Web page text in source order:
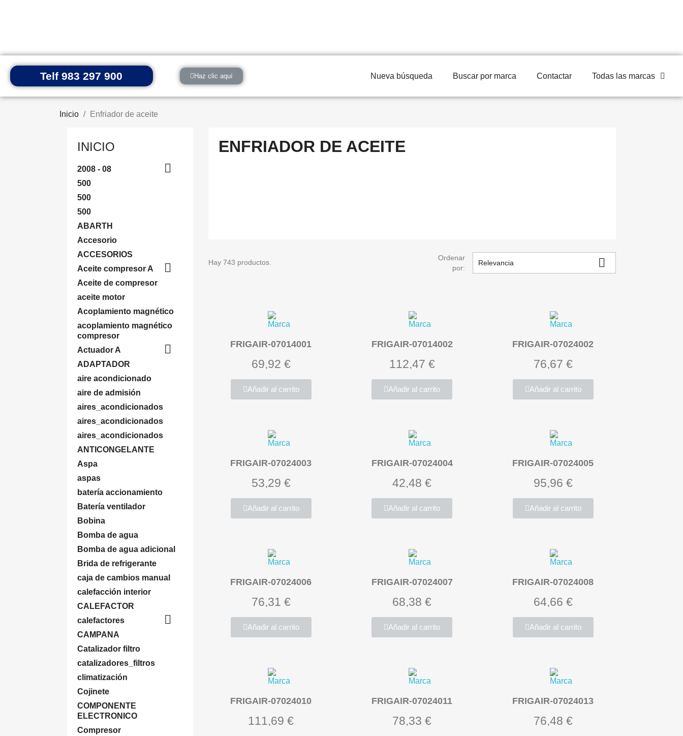
Telf 983 297 900 Haz clic aquí Nueva búsqueda Buscar por marca Contactar Todas las marcas
Inicio Enfriador de aceite
INICIO
2008 - 08 
500
500
500
ABARTH
Accesorio
ACCESORIOS
Aceite compresor A

Aceite de compresor
aceite motor
Acoplamiento magnético
acoplamiento magnético
compresor
Actuador A

ADAPTADOR
aire acondicionado
aire de admisión
aires_acondicionados
aires_acondicionados
aires_acondicionados
ANTICONGELANTE
Aspa
aspas
batería accionamiento
Batería ventilador
Bobina
Bomba de agua
Bomba de agua adicional
Brida de refrigerante
caja de cambios manual
calefacción interior
CALEFACTOR
calefactores

CAMPANA
Catalizador filtro
catalizadores_filtros
climatización
Cojinete
COMPONENTE
ELECTRONICO
Compresor
ENFRIADOR DE ACEITE
Hay 743 productos.
Ordenar
por:
Relevancia 
FRIGAIR-07014001
69,92 €
Añadir al carrito
FRIGAIR-07014002
112,47 €
Añadir al carrito
FRIGAIR-07024002
76,67 €
Añadir al carrito
FRIGAIR-07024003
53,29 €
Añadir al carrito
FRIGAIR-07024004
42,48 €
Añadir al carrito
FRIGAIR-07024005
95,96 €
Añadir al carrito
FRIGAIR-07024006
76,31 €
Añadir al carrito
FRIGAIR-07024007
68,38 €
Añadir al carrito
FRIGAIR-07024008
64,66 €
Añadir al carrito
FRIGAIR-07024010
111,69 €
FRIGAIR-07024011
78,33 €
FRIGAIR-07024013
76,48 €